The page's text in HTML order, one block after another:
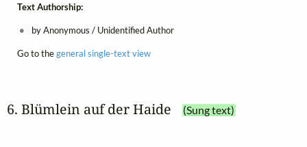
Text Authorship:
by Anonymous / Unidentified Author
Go to thegeneral single-text view
6. Blümlein auf der Haide (Sung text)